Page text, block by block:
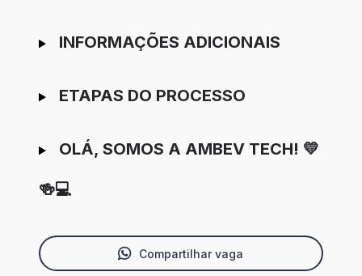
INFORMAÇÕES ADICIONAIS
ETAPAS DO PROCESSO
OLÁ, SOMOS A AMBEV TECH! 💛
🍻💻
Compartilhar vaga